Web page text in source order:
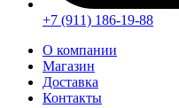
+7 (911) 186-19-88
О компании
Магазин
Доставка
Контакты